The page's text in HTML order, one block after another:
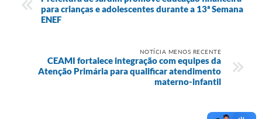
para crianças e adolescentes durante a 13ª Semana
ENEF
NOTÍCIA MENOS RECENTE
CEAMI fortalece integração com equipes da
Atenção Primária para qualificar atendimento
materno-infantil